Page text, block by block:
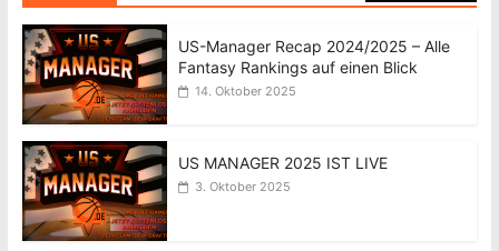
US-Manager Recap 2024/2025 – Alle
Fantasy Rankings auf einen Blick
14. Oktober 2025
US MANAGER 2025 IST LIVE
3. Oktober 2025